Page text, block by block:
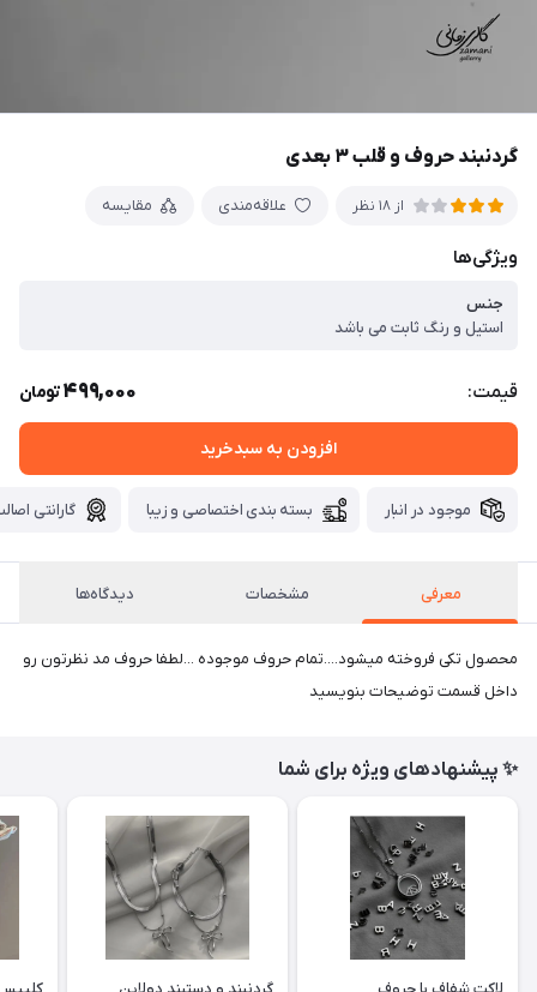
گردنبند حروف و قلب ۳ بعدی
از 18 نظر علاقه‌مندی مقایسه
ویژگی‌ها
جنس
استیل و رنگ ثابت می باشد
قیمت: 499,000تومان
افزودن به سبدخرید
موجود در انبار بسته بندی اختصاصی و زیبا گارانتی
معرفی مشخصات دیدگاه‌ها
محصول تکی فروخته میشود....تمام حروف موجوده ...لطفا حروف مد نظرتون رو
داخل قسمت توضیحات بنویسید
✨ پیشنهادهای ویژه برای شما